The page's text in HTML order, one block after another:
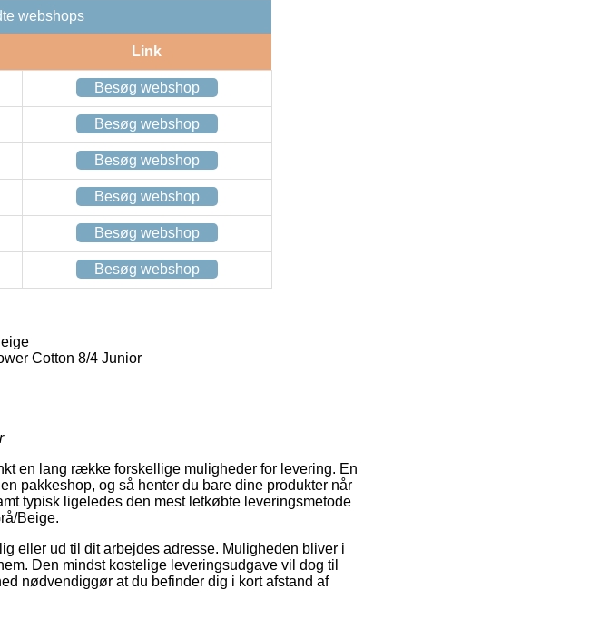
webshops
Link
Besøg webshop
Besøg webshop
Besøg webshop
Besøg webshop
Besøg webshop
Besøg webshop
Cotton 8/4 Junior
en lang række forskellige muligheder for levering. En
pakkeshop, og så henter du bare dine produkter når
typisk ligeledes den mest letkøbte leveringsmetode
Beige.
eller ud til dit arbejdes adresse. Muligheden bliver i
Den mindst kostelige leveringsudgave vil dog til
nødvendiggør at du befinder dig i kort afstand af